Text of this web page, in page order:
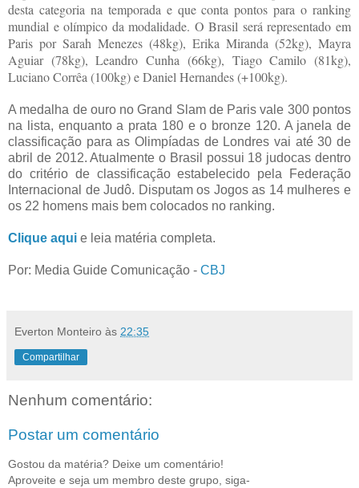
desta categoria na temporada e que conta pontos para o ranking
mundial e olímpico da modalidade. O Brasil será representado em
Paris por Sarah Menezes (48kg), Erika Miranda (52kg), Mayra
Aguiar (78kg), Leandro Cunha (66kg), Tiago Camilo (81kg),
Luciano Corrêa (100kg) e Daniel Hernandes (+100kg).
A medalha de ouro no Grand Slam de Paris vale 300 pontos
na lista, enquanto a prata 180 e o bronze 120. A janela de
classificação para as Olimpíadas de Londres vai até 30 de
abril de 2012. Atualmente o Brasil possui 18 judocas dentro
do critério de classificação estabelecido pela Federação
Internacional de Judô. Disputam os Jogos as 14 mulheres e
os 22 homens mais bem colocados no ranking.
Clique aqui e leia matéria completa.
Por: Media Guide Comunicação - CBJ
Everton Monteiro às 22:35
Compartilhar
Nenhum comentário:
Postar um comentário
Gostou da matéria? Deixe um comentário!
Aproveite e seja um membro deste grupo, siga-